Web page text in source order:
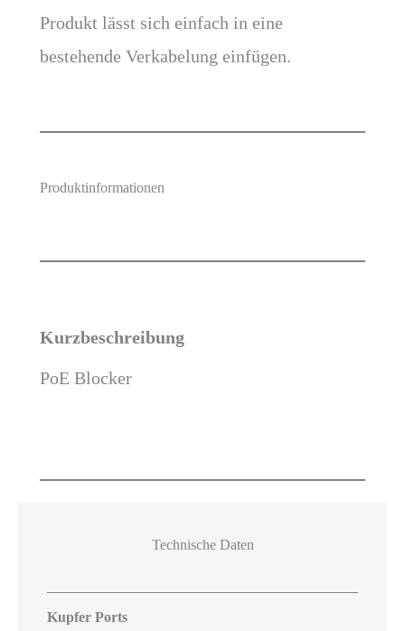
Produkt lässt sich einfach in eine
bestehende Verkabelung einfügen.
Produktinformationen
Kurzbeschreibung
PoE Blocker
Technische Daten
Kupfer Ports